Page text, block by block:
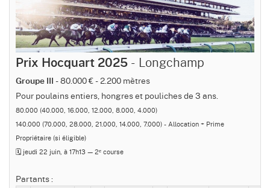
Prix Hocquart 2025 - Longchamp
Groupe III
- 80.000 € - 2.200 mètres
Pour poulains entiers, hongres et pouliches de 3 ans.
80.000 (40.000, 16.000, 12.000, 8.000, 4.000)
140.000 (70.000, 28.000, 21.000, 14.000, 7.000) - Allocation + Prime
Propriétaire (si éligible)
🗓️ jeudi 22 juin, à 17h13 — 2ᵉ course
Partants :